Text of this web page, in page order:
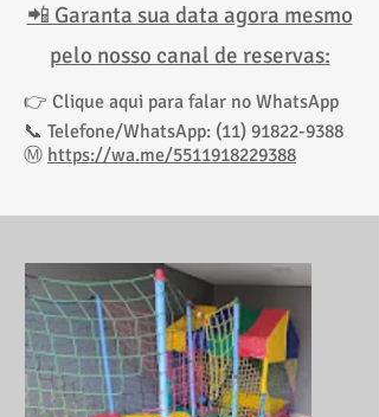
📲 Garanta sua data agora mesmo
pelo nosso canal de reservas:
👉 Clique aqui para falar no WhatsApp
📞 Telefone/WhatsApp: (11) 91822-9388
Ⓜ️ https://wa.me/5511918229388